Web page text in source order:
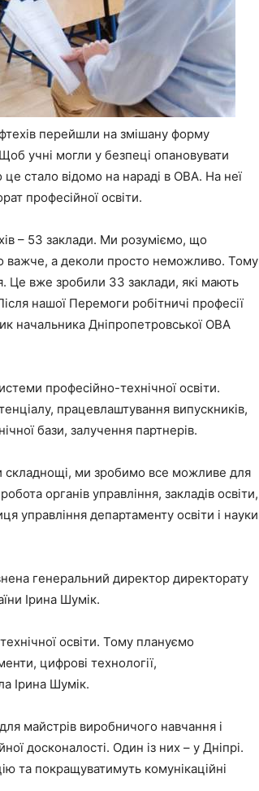
перейшли на змішану форму
учні могли у безпеці опановувати
це стало відомо на нараді в ОВА. На неї
професійної освіти.
– 53 заклади. Ми розуміємо, що
важче, а деколи просто неможливо. Тому
Це вже зробили 33 заклади, які мають
нашої Перемоги робітничі професії
начальника Дніпропетровської ОВА
професійно-технічної освіти.
працевлаштування випускників,
бази, залучення партнерів.
складнощі, ми зробимо все можливе для
органів управління, закладів освіти,
управління департаменту освіти і науки
генеральний директор директорату
Ірина Шумік.
освіти. Тому плануємо
цифрові технології,
Ірина Шумік.
майстрів виробничого навчання і
досконалості. Один із них – у Дніпрі.
та покращуватимуть комунікаційні